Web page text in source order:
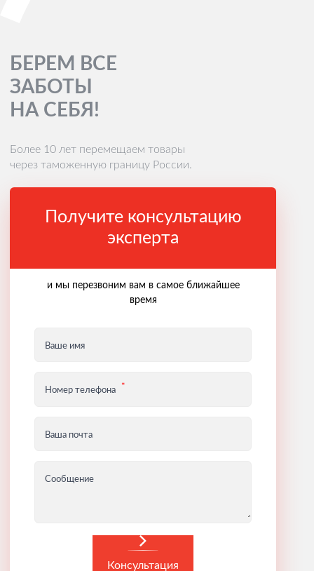
БЕРЕМ ВСЕ
ЗАБОТЫ
НА СЕБЯ!
Более 10 лет перемещаем товары
через таможенную границу России.
Получите консультацию
эксперта
и мы перезвоним вам в самое ближайшее
время
Ваше имя
Номер телефона
Ваша почта
Сообщение
Консультация